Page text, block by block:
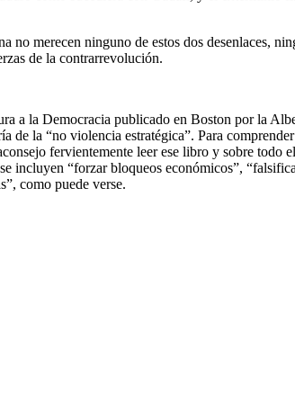
no merecen ninguno de estos dos desenlaces,
de la contrarrevolución.
a la Democracia publicado en Boston por la
de la “no violencia estratégica”. Para
fervientemente leer ese libro y sobre todo el
incluyen “forzar bloqueos económicos”,
como puede verse.